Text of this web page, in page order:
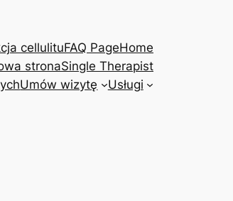
cellulituFAQ PageHome
stronaSingle Therapist
Umów wizytę Usługi